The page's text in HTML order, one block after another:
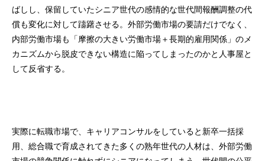
ばしし、保留していたシニア世代の感情的な世代間報酬調整の代
償も変化に対して躊躇させる。外部労働市場の要請だけでなく、
内部労働市場も「摩擦の大きい労働市場＋長期的雇用関係」のメ
カニズムから脱皮できない構造に陥ってしまったのかと人事屋と
して反省する。
実際に転職市場で、キャリアコンサルをしていると新卒一括採
用、総合職で育成されてきた多くの熟年世代の人材は、外部労働